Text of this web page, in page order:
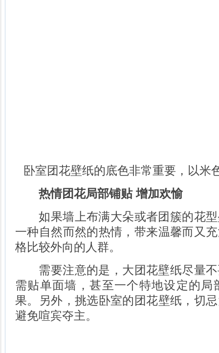
卧室团花壁纸的底色非常重要，以米
热情团花局部铺贴 增加欢愉
如果墙上布满大朵或者团簇的花型
一种自然而然的热情，带来温馨而又
格比较外向的人群。
需要注意的是，大团花壁纸尽量不
需贴单面墙，甚至一个特地设定的局
果。另外，挑选卧室的团花壁纸，切
避免喧宾夺主。